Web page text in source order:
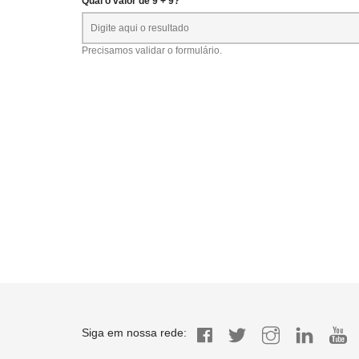
Precisamos validar o formulário.
Siga em nossa rede: